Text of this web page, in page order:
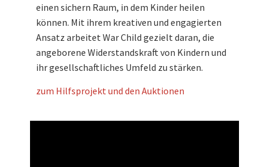
einen sichern Raum, in dem Kinder heilen
können. Mit ihrem kreativen und engagierten
Ansatz arbeitet War Child gezielt daran, die
angeborene Widerstandskraft von Kindern und
ihr gesellschaftliches Umfeld zu stärken.
zum Hilfsprojekt und den Auktionen